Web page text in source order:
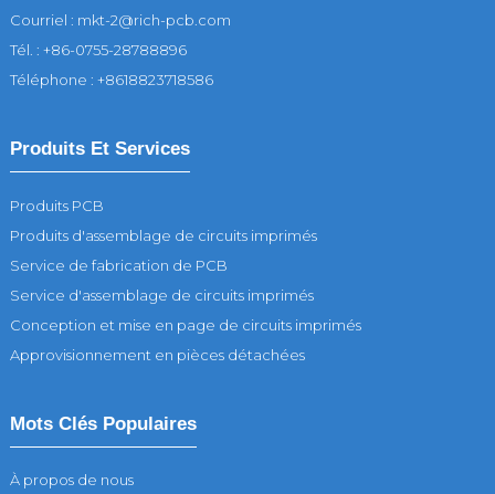
Courriel : mkt-2@rich-pcb.com
Tél. : +86-0755-28788896
Téléphone : +8618823718586
Produits Et Services
Produits PCB
Produits d'assemblage de circuits imprimés
Service de fabrication de PCB
Service d'assemblage de circuits imprimés
Conception et mise en page de circuits imprimés
Approvisionnement en pièces détachées
Mots Clés Populaires
À propos de nous